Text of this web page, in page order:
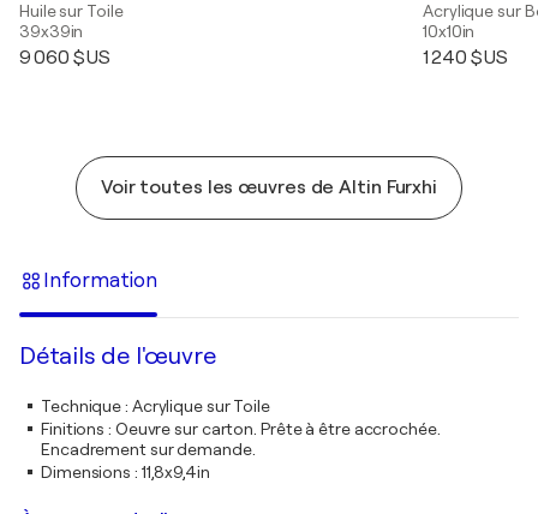
Huile sur Toile
39x39in
9 060 $US
Acrylique sur
10x10in
1 240 $US
Voir toutes les œuvres de Altin Furxhi
Information
Détails de l'œuvre
Technique: Acrylique sur Toile
Finitions : Oeuvre sur carton. Prête à être accrochée.
Encadrement sur demande.
Dimensions : 11,8x9,4in